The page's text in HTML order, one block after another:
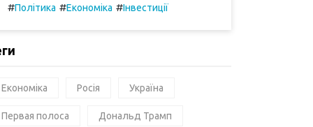
#Політика #Економіка #Інвестиції
Економіка Росія Україна
Первая полоса Дональд Трамп